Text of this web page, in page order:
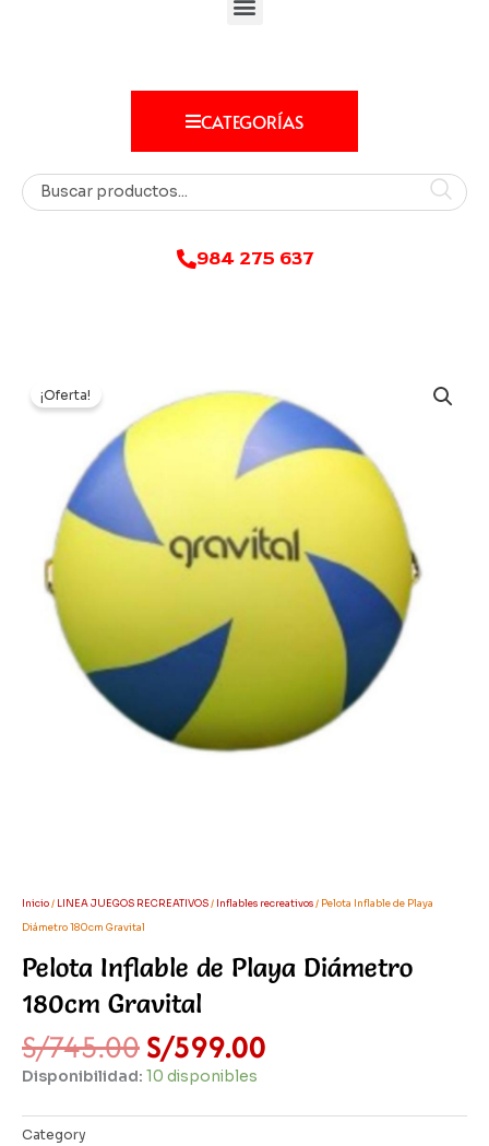
CATEGORÍAS
984 275 637
¡Oferta!
Inicio/ LINEA JUEGOS RECREATIVOS/ Inflables recreativos/ Pelota Inflable de Playa
Diámetro 180cm Gravital
Pelota Inflable de Playa Diámetro
180cm Gravital
S/745.00El
precio
original
era:
S/599.00
es:
Disponibilidad: 10 disponibles
Category